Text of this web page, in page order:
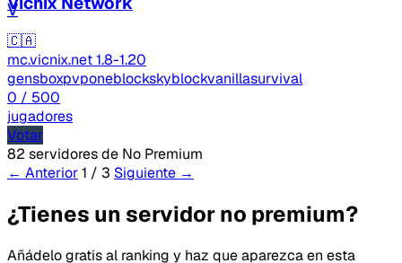
V
🇨🇦
mc.vicnix.net1.8-1.20
gensboxpvponeblockskyblockvanillasurvival
0 / 500
jugadores
Votar
82 servidores de No Premium
← Anterior1 / 3 Siguiente →
¿Tienes un servidor no premium?
Añádelo gratis al ranking y haz que aparezca en esta